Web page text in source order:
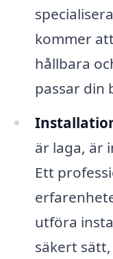
kommer
hållbara
passar din
är laga, är
Ett
utföra
säkert